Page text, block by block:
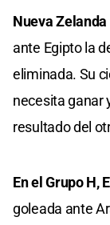
Nueva
ante Egipto la
eliminada. Su
necesita ganar
resultado del
En el Grupo H,
goleada ante